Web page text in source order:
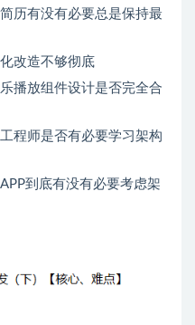
历有没有必要总是保持最
改造不够彻底
播放组件设计是否完全合
程师是否有必要学习架构
到底有没有必要考虑架